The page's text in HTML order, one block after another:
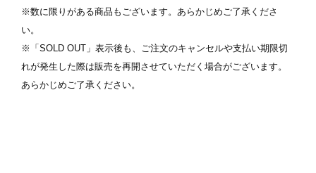
※数に限りがある商品もございます。あらかじめご了承くださ
い。
※「SOLD OUT」表示後も、ご注文のキャンセルや支払い期限切
れが発生した際は販売を再開させていただく場合がございます。
あらかじめご了承ください。